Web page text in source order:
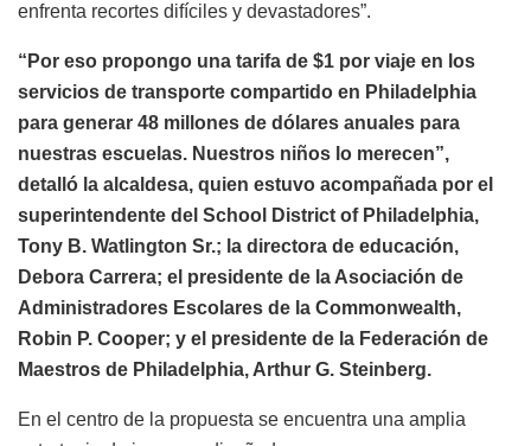
enfrenta recortes difíciles y devastadores”.
“Por eso propongo una tarifa de $1 por viaje en los
servicios de transporte compartido en Philadelphia
para generar 48 millones de dólares anuales para
nuestras escuelas. Nuestros niños lo merecen”,
detalló la alcaldesa, quien estuvo acompañada por el
superintendente del School District of Philadelphia,
Tony B. Watlington Sr.; la directora de educación,
Debora Carrera; el presidente de la Asociación de
Administradores Escolares de la Commonwealth,
Robin P. Cooper; y el presidente de la Federación de
Maestros de Philadelphia, Arthur G. Steinberg.
En el centro de la propuesta se encuentra una amplia